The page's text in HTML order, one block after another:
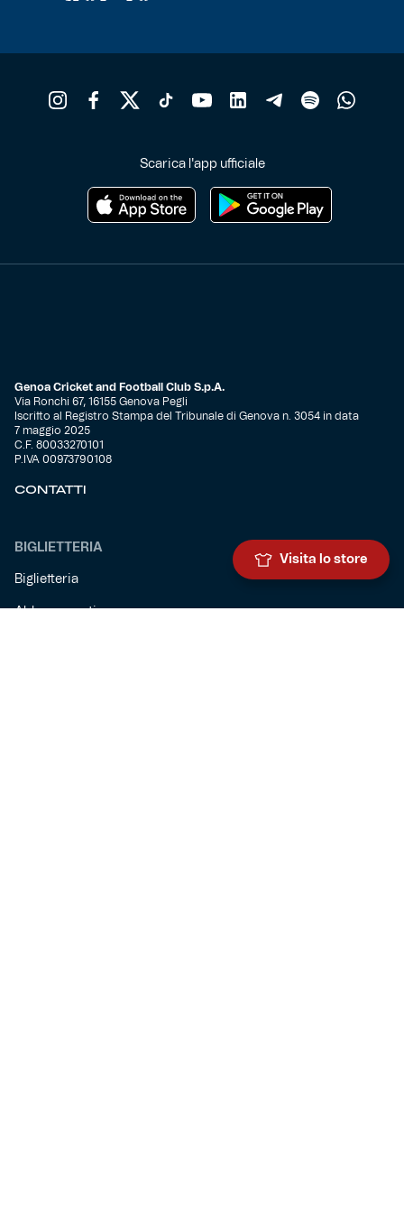
Scarica l'app ufficiale
Genoa Cricket and Football Club S.p.A.
Via Ronchi 67, 16155 Genova Pegli
Iscritto al Registro Stampa del Tribunale di Genova n. 3054 in data
7 maggio 2025
C.F. 80033270101
P.IVA 00973790108
CONTATTI
BIGLIETTERIA
Biglietteria
Abbonamenti
Visita lo store